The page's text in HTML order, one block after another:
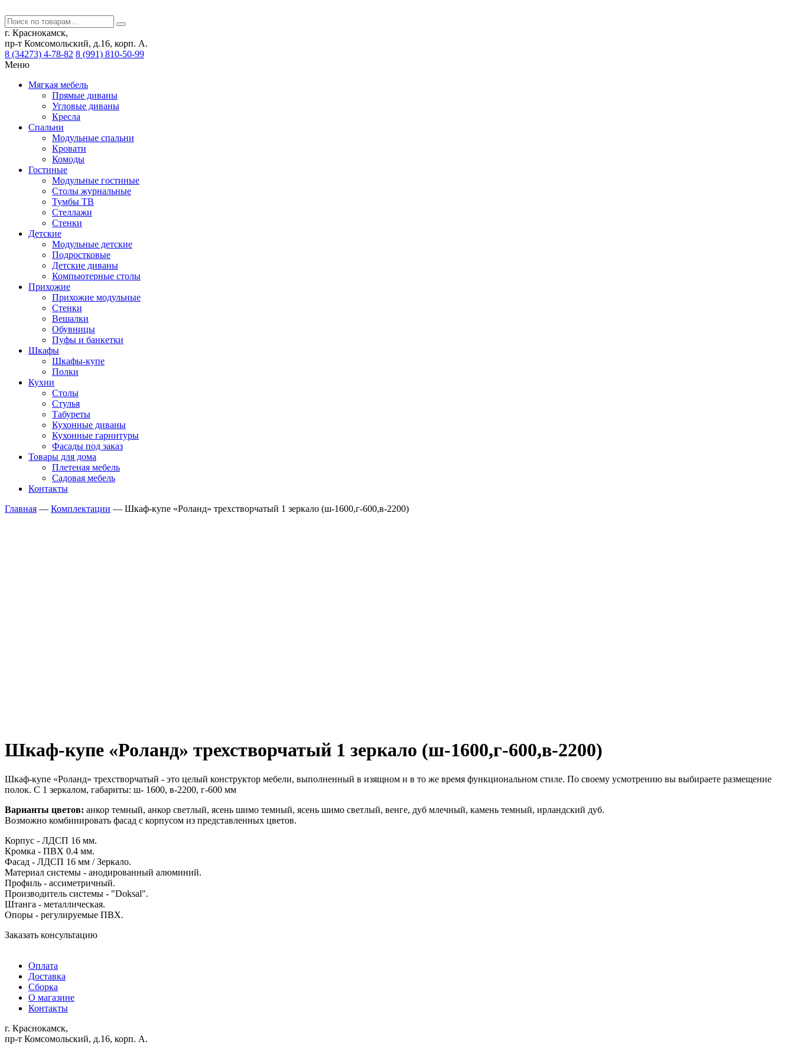
г. Краснокамск,
пр-т Комсомольский, д.16, корп. А.
8 (34273) 4-78-82 8 (991) 810-50-99
Меню
Мягкая мебель
Прямые диваны
Угловые диваны
Кресла
Спальни
Модульные спальни
Кровати
Комоды
Гостиные
Модульные гостиные
Столы журнальные
Тумбы ТВ
Стеллажи
Стенки
Детские
Модульные детские
Подростковые
Детские диваны
Компьютерные столы
Прихожие
Прихожие модульные
Стенки
Вешалки
Обувницы
Пуфы и банкетки
Шкафы
Шкафы-купе
Полки
Кухни
Столы
Стулья
Табуреты
Кухонные диваны
Кухонные гарнитуры
Фасады под заказ
Товары для дома
Плетеная мебель
Садовая мебель
Контакты
Главная — Комплектации — Шкаф-купе «Роланд» трехстворчатый 1 зеркало (ш-1600,г-600,в-2200)
Шкаф-купе «Роланд» трехстворчатый 1 зеркало (ш-1600,г-600,в-2200)
Шкаф-купе «Роланд» трехстворчатый - это целый конструктор мебели, выполненный в изящном и в то же время функциональном стиле. По своему усмотрению вы выбираете размещение
полок. С 1 зеркалом, габариты: ш- 1600, в-2200, г-600 мм
Варианты цветов: анкор темный, анкор светлый, ясень шимо темный, ясень шимо светлый, венге, дуб млечный, камень темный, ирландский дуб.
Возможно комбинировать фасад с корпусом из представленных цветов.
Корпус - ЛДСП 16 мм.
Кромка - ПВХ 0.4 мм.
Фасад - ЛДСП 16 мм / Зеркало.
Материал системы - анодированный алюминий.
Профиль - ассиметричный.
Производитель системы - "Doksal".
Штанга - металлическая.
Опоры - регулируемые ПВХ.
Заказать консультацию
Оплата
Доставка
Сборка
О магазине
Контакты
г. Краснокамск,
пр-т Комсомольский, д.16, корп. А.